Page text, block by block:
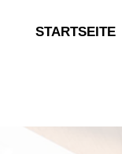
STARTSEITE